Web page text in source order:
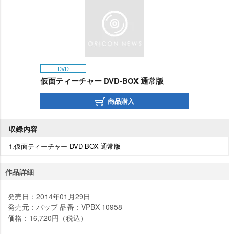
DVD
仮面ティーチャー DVD-BOX 通常版
商品購入
収録内容
1.仮面ティーチャー DVD-BOX 通常版
作品詳細
発売日：2014年01月29日
発売元：バップ 品番：VPBX-10958
価格：16,720円（税込）